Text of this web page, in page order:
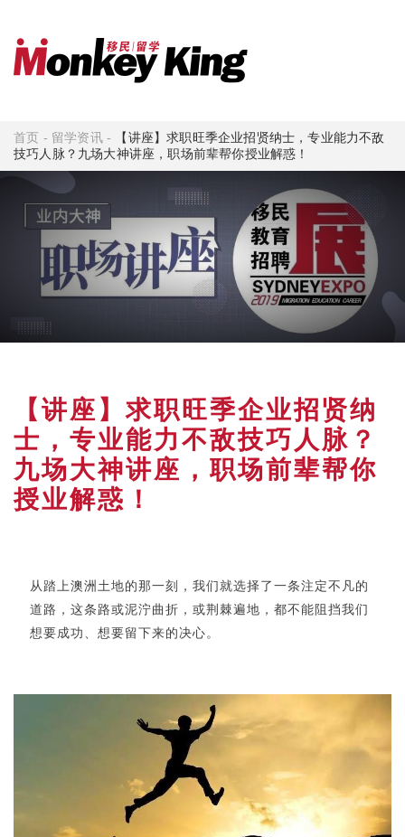
首页 - 留学资讯-
【讲座】求职旺季企业招贤纳士，专业能力不敌
技巧人脉？九场大神讲座，职场前辈帮你授业解惑！
【讲座】求职旺季企业招贤纳
士，专业能力不敌技巧人脉？
九场大神讲座，职场前辈帮你
授业解惑！
从踏上澳洲土地的那一刻，我们就选择了一条注定不凡的
道路，这条路或泥泞曲折，或荆棘遍地，都不能阻挡我们
想要成功、想要留下来的决心。